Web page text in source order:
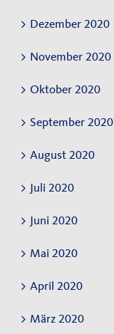
Dezember 2020
November 2020
Oktober 2020
September 2020
August 2020
Juli 2020
Juni 2020
Mai 2020
April 2020
März 2020